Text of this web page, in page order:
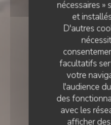
nécessaires
et
D'autres
facultatifs
votre
l'audience
des
avec les
afficher
BOURGOGNE•